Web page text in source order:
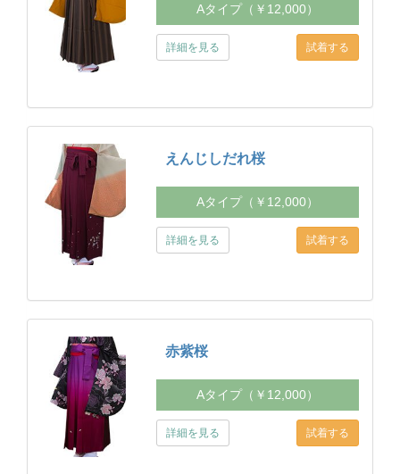
Aタイプ（￥12,000）
詳細を見る
えんじしだれ桜
Aタイプ（￥12,000）
詳細を見る
赤紫桜
Aタイプ（￥12,000）
詳細を見る